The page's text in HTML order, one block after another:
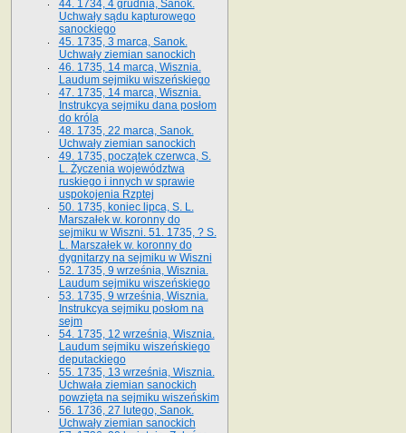
44. 1734, 4 grudnia, Sanok.
Uchwały sądu kapturowego
sanockiego
45. 1735, 3 marca, Sanok.
Uchwały ziemian sanockich
46. 1735, 14 marca, Wisznia.
Laudum sejmiku wiszeńskiego
47. 1735, 14 marca, Wisznia.
Instrukcya sejmiku dana posłom
do króla
48. 1735, 22 marca, Sanok.
Uchwały ziemian sanockich
49. 1735, początek czerwca, S.
L. Życzenia województwa
ruskiego i innych w sprawie
uspokojenia Rzptej
50. 1735, koniec lipca, S. L.
Marszałek w. koronny do
sejmiku w Wiszni. 51. 1735, ? S.
L. Marszałek w. koronny do
dygnitarzy na sejmiku w Wiszni
52. 1735, 9 września, Wisznia.
Laudum sejmiku wiszeńskiego
53. 1735, 9 września, Wisznia.
Instrukcya sejmiku posłom na
sejm
54. 1735, 12 września, Wisznia.
Laudum sejmiku wiszeńskiego
deputackiego
55. 1735, 13 września, Wisznia.
Uchwała ziemian sanockich
powzięta na sejmiku wiszeńskim
56. 1736, 27 lutego, Sanok.
Uchwały ziemian sanockich